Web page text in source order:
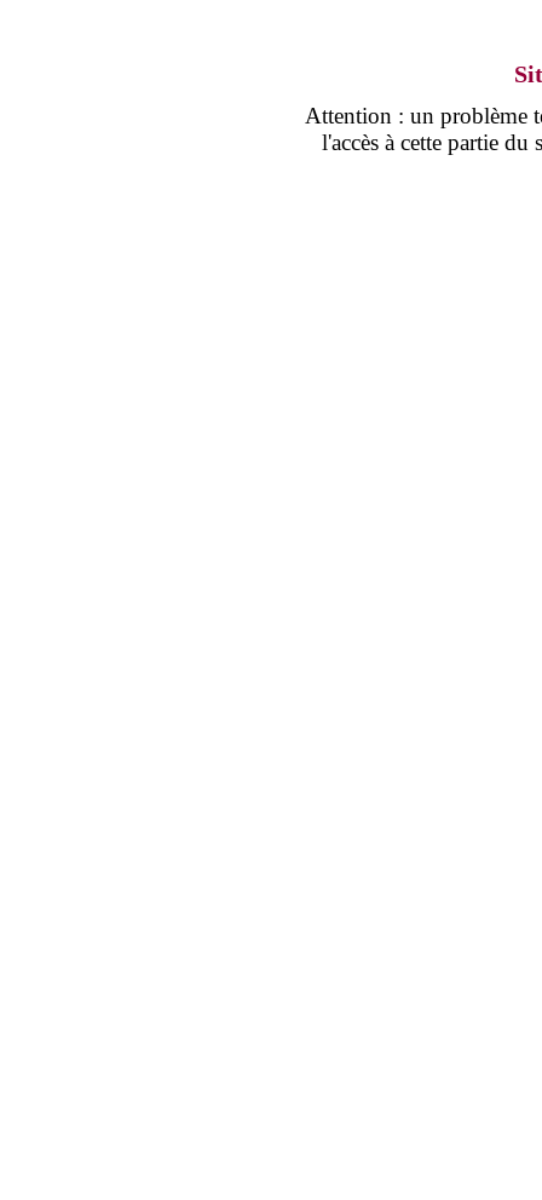
Attention : un problème
l'accès à cette partie